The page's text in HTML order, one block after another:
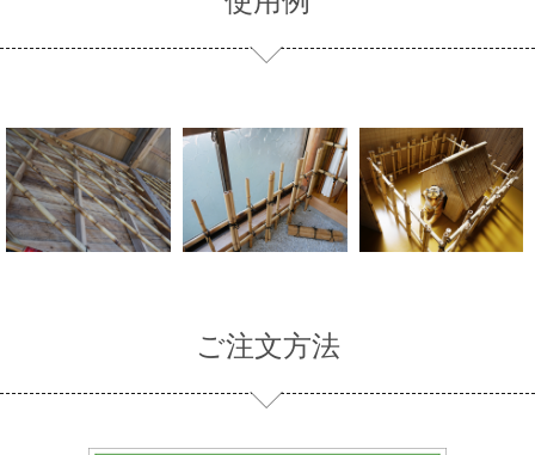
ご注文方法